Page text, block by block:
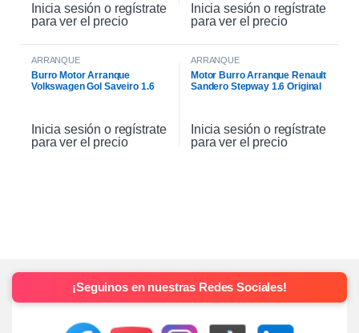
Inicia sesión o regístrate
para ver el precio
Inicia sesión o regístrate
para ver el precio
ARRANQUE
Burro Motor Arranque
Volkswagen Gol Saveiro 1.6
Inicia sesión o regístrate
para ver el precio
ARRANQUE
Motor Burro Arranque Renault
Sandero Stepway 1.6 Original
Inicia sesión o regístrate
para ver el precio
¡Seguinos en nuestras Redes Sociales!